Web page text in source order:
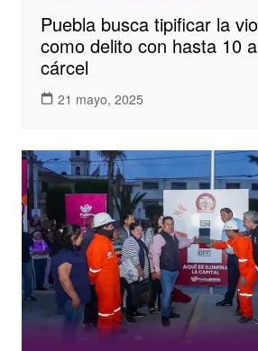
Puebla busca tipificar la
como delito con hasta 10
cárcel
21 mayo, 2025